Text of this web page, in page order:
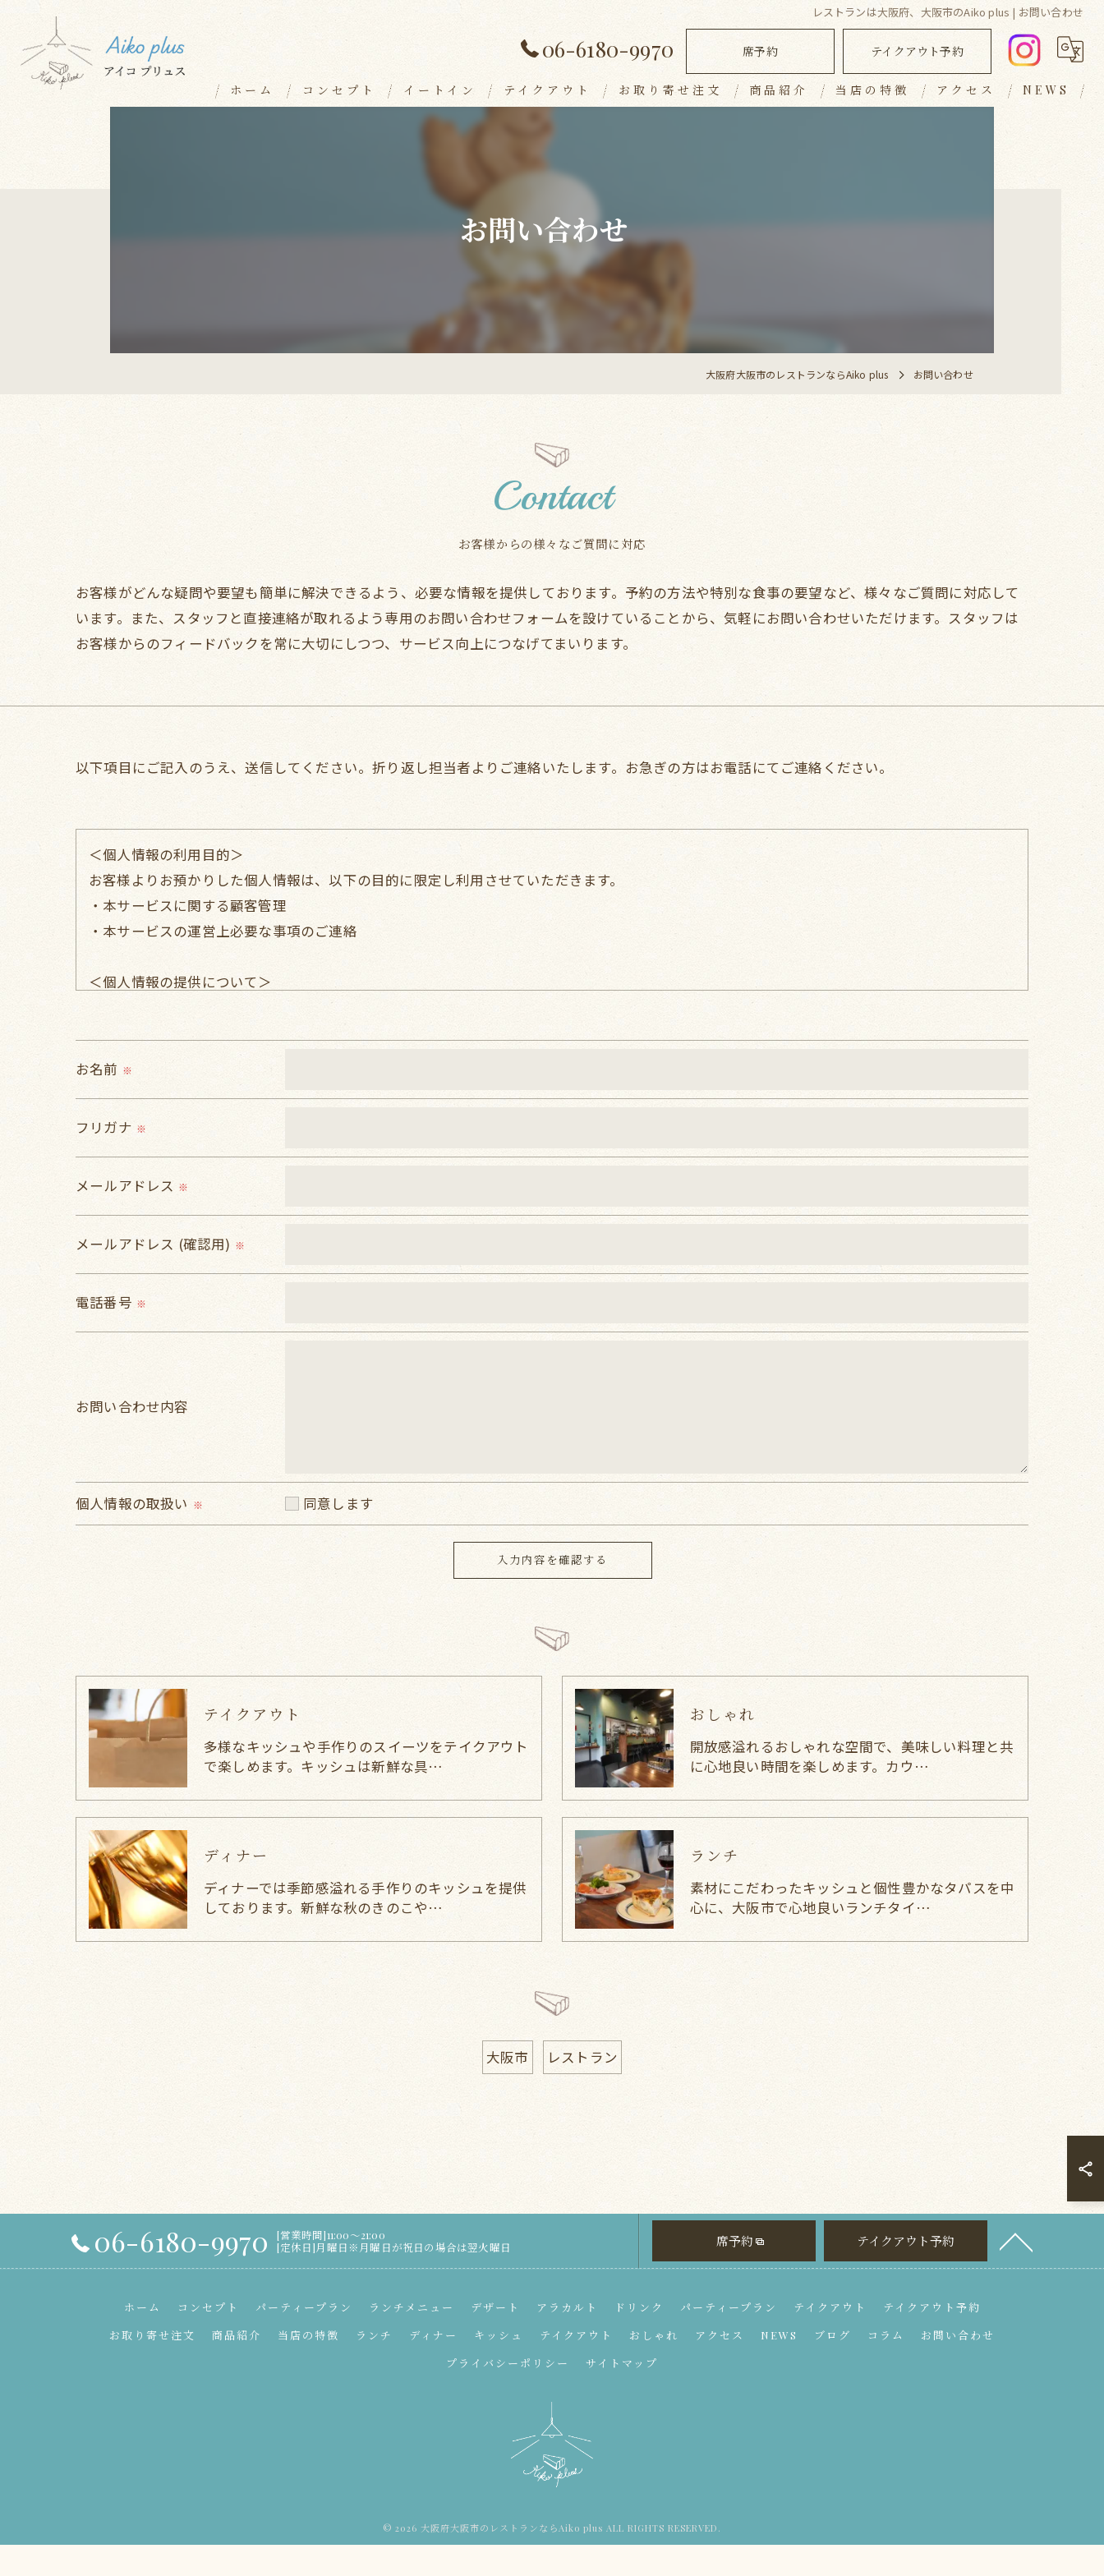
レストランは大阪府、大阪市のAiko plus | お問い合わせ
06-6180-9970 席予約 テイクアウト予約
ホーム コンセプト イートイン
デザート
テイクアウト お取り寄せ注文 商品紹介 当店の特徴 アクセス NEWS
お問い合わせ
大阪府大阪市のレストランならAiko plus お問い合わせ
お客様からの様々なご質問に対応
Contact
お客様がどんな疑問や要望も簡単に解決できるよう、必要な情報を提供しております。予約の方法や特別な食事の要望など、様々なご質問に対応して
います。また、スタッフと直接連絡が取れるよう専用のお問い合わせフォームを設けていることから、気軽にお問い合わせいただけます。スタッフは
お客様からのフィードバックを常に大切にしつつ、サービス向上につなげてまいります。
以下項目にご記入のうえ、送信してください。折り返し担当者よりご連絡いたします。お急ぎの方はお電話にてご連絡ください。
＜個人情報の利用目的＞
お客様よりお預かりした個人情報は、以下の目的に限定し利用させていただきます。
・本サービスに関する顧客管理
・本サービスの運営上必要な事項のご連絡
＜個人情報の提供について＞
当社ではお客様の同意を得た場合または法令に定められた場合を除き、
当社では、利用目的の達成に必要な範囲において、個人情報を外部に委託する場合があります。
これらの委託先に対しては個人情報保護契約等の措置をとり、適切な監督を行います。
＜個人情報の安全管理＞
当社では、個人情報の漏洩等がなされないよう、適切に安全管理対策を実施します。
必要な情報を頂けない場合は、それに対応した当社のサービスをご提供できない場合がございますので予めご了承ください。
＜個人情報の開示･訂正・削除･利用停止の手続について＞
個人情報の開示･訂正･削除・利用停止の具体的手続きにつきましては、お電話でお問合せ下さい。
お名前 ※
フリガナ ※
メールアドレス ※
メールアドレス (確認用) ※
電話番号 ※
お問い合わせ内容
個人情報の取扱い ※ 同意します
テイクアウト
多様なキッシュや手作りのスイーツをテイクアウト
で楽しめます。キッシュは新鮮な具…
おしゃれ
開放感溢れるおしゃれな空間で、美味しい料理と共
に心地良い時間を楽しめます。カウ…
ディナー
ディナーでは季節感溢れる手作りのキッシュを提供
しております。新鮮な秋のきのこや…
ランチ
素材にこだわったキッシュと個性豊かなタパスを中
心に、大阪市で心地良いランチタイ…
大阪市 レストラン
06-6180-9970
[営業時間]11:00～21:00
[定休日]月曜日※月曜日が祝日の場合は翌火曜日
席予約 テイクアウト予約
ホーム コンセプト パーティープラン ランチメニュー デザート アラカルト ドリンク パーティープラン テイクアウト
テイクアウト予約
お取り寄せ注文
商品紹介 当店の特徴 ランチ ディナー キッシュ テイクアウト おしゃれ アクセス NEWS ブログ コラム
お問い合わせ
プライバシーポリシー
サイトマップ
© 2026 大阪府大阪市のレストランならAiko plus ALL RIGHTS RESERVED.